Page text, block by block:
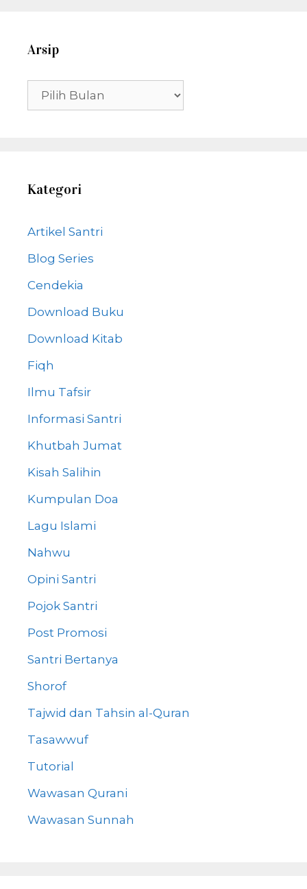
Arsip
Arsip
Kategori
Artikel Santri
Blog Series
Cendekia
Download Buku
Download Kitab
Fiqh
Ilmu Tafsir
Informasi Santri
Khutbah Jumat
Kisah Salihin
Kumpulan Doa
Lagu Islami
Nahwu
Opini Santri
Pojok Santri
Post Promosi
Santri Bertanya
Shorof
Tajwid dan Tahsin al-Quran
Tasawwuf
Tutorial
Wawasan Qurani
Wawasan Sunnah